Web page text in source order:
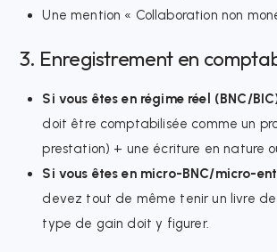
Une mention « Collaboration non
3. Enregistrement en
Si vous êtes en régime réel (BNC/
doit être comptabilisée comme un
prestation) + une écriture en nature
Si vous êtes en micro-BNC/micro-
devez tout de même tenir un livre
type de gain doit y figurer.